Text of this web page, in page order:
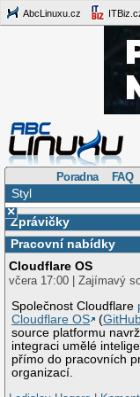
AbcLinuxu.cz
Poradna FAQ
Styl
×
Zprávičky
Pracovní nabídky
Cloudflare OS
včera 17:00 | Zajímavý
Společnost Cloudflare
Cloudflare OS
(
source platformu
integraci umělé
přímo do pracovních
organizací.